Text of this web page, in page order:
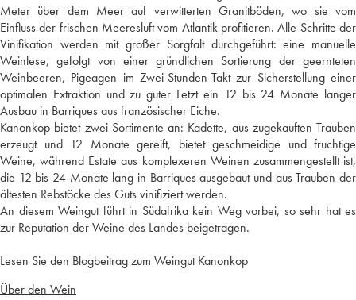
Meter über dem Meer auf verwitterten Granitböden, wo sie vom
Einfluss der frischen Meeresluft vom Atlantik profitieren. Alle Schritte der
Vinifikation werden mit großer Sorgfalt durchgeführt: eine manuelle
Weinlese, gefolgt von einer gründlichen Sortierung der geernteten
Weinbeeren, Pigeagen im Zwei-Stunden-Takt zur Sicherstellung einer
optimalen Extraktion und zu guter Letzt ein 12 bis 24 Monate langer
Ausbau in Barriques aus französischer Eiche.
Kanonkop bietet zwei Sortimente an: Kadette, aus zugekauften Trauben
erzeugt und 12 Monate gereift, bietet geschmeidige und fruchtige
Weine, während Estate aus komplexeren Weinen zusammengestellt ist,
die 12 bis 24 Monate lang in Barriques ausgebaut und aus Trauben der
ältesten Rebstöcke des Guts vinifiziert werden.
An diesem Weingut führt in Südafrika kein Weg vorbei, so sehr hat es
zur Reputation der Weine des Landes beigetragen.
Lesen Sie den Blogbeitrag zum Weingut Kanonkop
Über den Wein